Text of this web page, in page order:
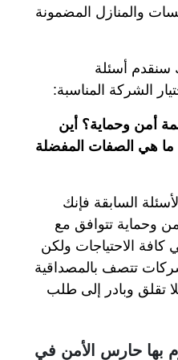
والمنازل المضمونة
سنقدم أسئلة
الشركة المناسبة:
أمن وحماية؟ أين
هي الصفات المفضلة
السابقة فإنك
وحماية تتوافق مع
كافة الاحتياجات ولكن
تتصف بالمصداقية
تقلق وبادر إلى طلب
بها حارس الأمن في